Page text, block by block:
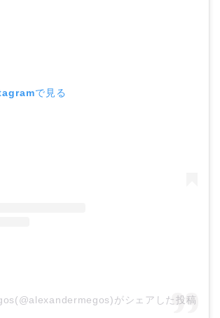
で見る
がシェアした投稿